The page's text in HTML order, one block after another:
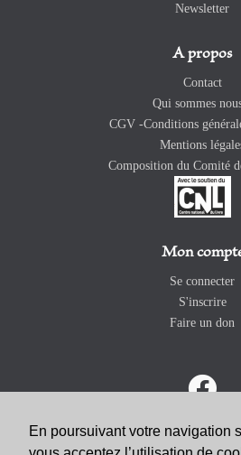
En poursuivant votre navigation
Newsletter
A propos
Contact
Qui sommes
CGV -Conditions
Mentions
Composition du Comité
Mon
Se connecter
S'inscrire
Faire un don
ABONNEZ-